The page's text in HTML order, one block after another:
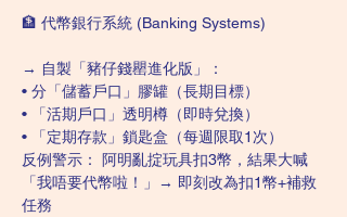
🏦 代幣銀行系統 (Banking Systems)
→ 自製「豬仔錢罌進化版」：
• 分「儲蓄戶口」膠罐（長期目標）
• 「活期戶口」透明樽（即時兌換）
• 「定期存款」鎖匙盒（每週限取1次）
反例警示： 阿明亂掟玩具扣3幣，結果大喊
「我唔要代幣啦！」→ 即刻改為扣1幣+補救
任務